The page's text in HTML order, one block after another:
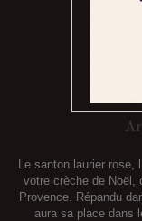
Le santon laurier rose,
votre crèche de Noël,
Provence. Répandu
aura sa place dans